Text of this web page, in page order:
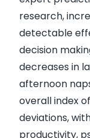
research,
detectable
decision
decreases in
afternoon
overall index
deviations,
productivity,